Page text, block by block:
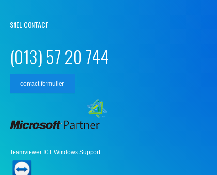
SNEL CONTACT
(013) 57 20 744
contact formulier
Teamviewer ICT Windows Support